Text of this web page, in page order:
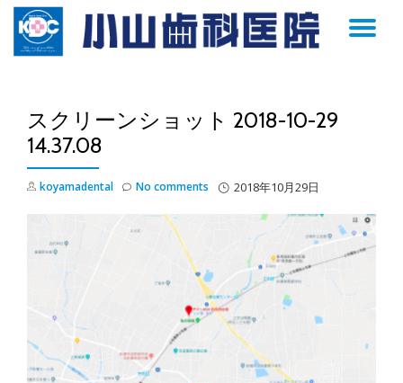
スクリーンショット 2018-10-29
14.37.08
koyamadental 2018年10月29日
No comments